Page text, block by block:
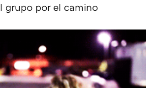
grupo por el camino